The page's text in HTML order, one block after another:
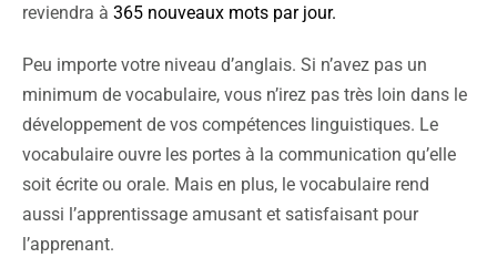
reviendra à 365 nouveaux mots par jour.
Peu importe votre niveau d’anglais. Si n’avez pas un
minimum de vocabulaire, vous n’irez pas très loin dans le
développement de vos compétences linguistiques. Le
vocabulaire ouvre les portes à la communication qu’elle
soit écrite ou orale. Mais en plus, le vocabulaire rend
aussi l’apprentissage amusant et satisfaisant pour
l’apprenant.